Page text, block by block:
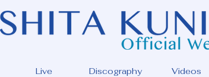
Live Discography Videos